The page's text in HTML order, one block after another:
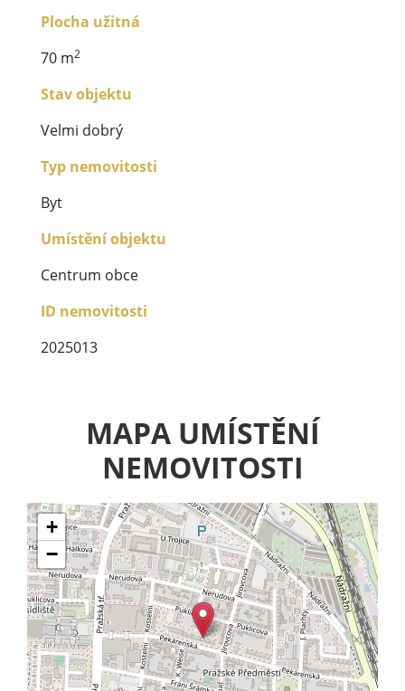
Plocha užitná
70 m2
Stav objektu
Velmi dobrý
Typ nemovitosti
Byt
Umístění objektu
Centrum obce
ID nemovitosti
2025013
MAPA UMÍSTĚNÍ
NEMOVITOSTI
+
−